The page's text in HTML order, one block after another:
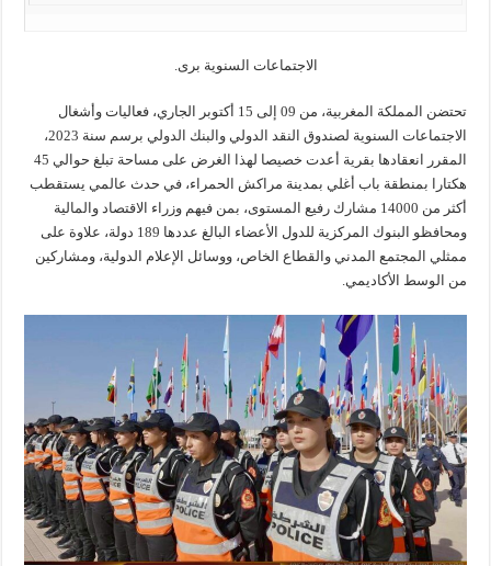
الاجتماعات السنوية برى.
تحتضن المملكة المغربية، من 09 إلى 15 أكتوبر الجاري، فعاليات وأشغال
الاجتماعات السنوية لصندوق النقد الدولي والبنك الدولي برسم سنة 2023،
المقرر انعقادها بقرية أعدت خصيصا لهذا الغرض على مساحة تبلغ حوالي 45
هكتارا بمنطقة باب أغلي بمدينة مراكش الحمراء، في حدث عالمي يستقطب
أكثر من 14000 مشارك رفيع المستوى، بمن فيهم وزراء الاقتصاد والمالية
ومحافظو البنوك المركزية للدول الأعضاء البالغ عددها 189 دولة، علاوة على
ممثلي المجتمع المدني والقطاع الخاص، ووسائل الإعلام الدولية، ومشاركين
من الوسط الأكاديمي.